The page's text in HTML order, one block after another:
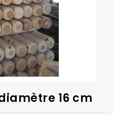
sur les
nous !
16 cm